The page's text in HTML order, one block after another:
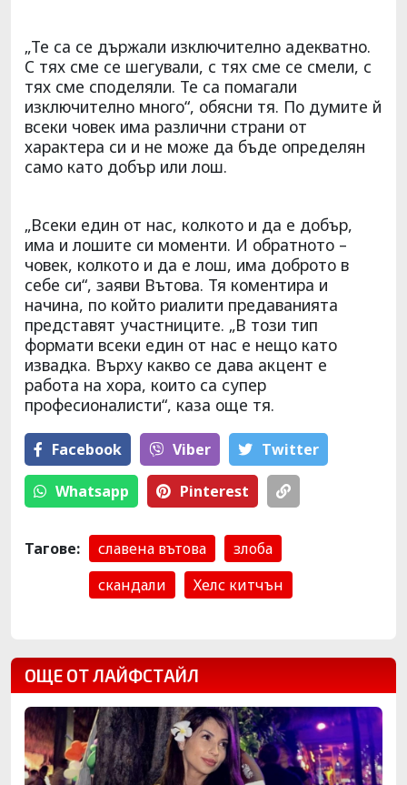
„Те са се държали изключително адекватно.
С тях сме се шегували, с тях сме се смели, с
тях сме споделяли. Те са помагали
изключително много“, обясни тя. По думите й
всеки човек има различни страни от
характера си и не може да бъде определян
само като добър или лош.
„Всеки един от нас, колкото и да е добър,
има и лошите си моменти. И обратното –
човек, колкото и да е лош, има доброто в
себе си“, заяви Вътова. Тя коментира и
начина, по който риалити предаванията
представят участниците. „В този тип
формати всеки един от нас е нещо като
извадка. Върху какво се дава акцент е
работа на хора, които са супер
професионалисти“, каза още тя.
Facebook Viber Тwitter
Whatsapp Pinterest
Тагове: славена вътова
злоба
скандали
Хелс китчън
ОЩЕ ОТ ЛАЙФСТАЙЛ